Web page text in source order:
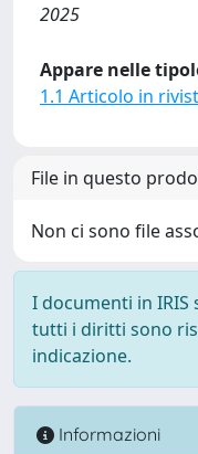
2025
Appare nelle
1.1 Articolo in
File in questo
Non ci sono file
I documenti in
tutti i diritti sono
indicazione.
Informazioni